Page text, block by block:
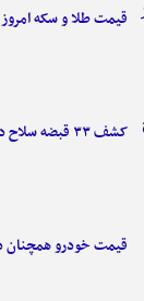
قیمت طلا و سکه امروز یکشنبه
کشف ۳۳ قبضه سلاح در مرزهای آذربایجان غربی
قیمت خودرو همچنان